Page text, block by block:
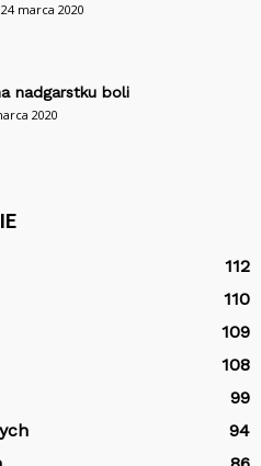
24 marca 2020
nadgarstku boli
2020
112
110
109
108
99
94